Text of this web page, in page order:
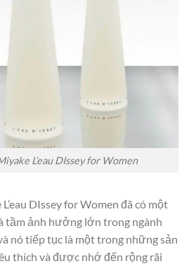
L’eau DIssey for Women
DIssey for Women đã có một
tầm ảnh hưởng lớn trong ngành
nó tiếp tục là một trong những sản
thích và được nhớ đến rộng rãi